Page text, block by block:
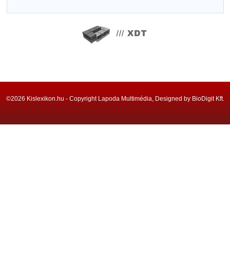
©2026 Kislexikon.hu - Copyright Lapoda Multimédia, Designed by BioDigit Kft.